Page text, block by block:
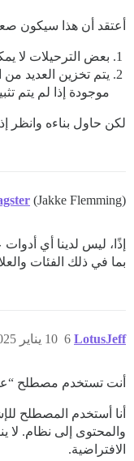
أعتقد أن هذا سيكون
بعض الترحيلات لا
يتم تخزين العديد
موجودة إذا لم يتم
لكن حاول بناءه وانظر
(Jakke Flemming)
إذًا، ليس لدينا أي
بما في ذلك الفئات
LotusJeff 10 يناير 2025، 4:04م 6
أنت تستخدم مصطلح
أنا أستخدم المصطلح
والمحتوى إلى نظام. لا
الافتراضية.